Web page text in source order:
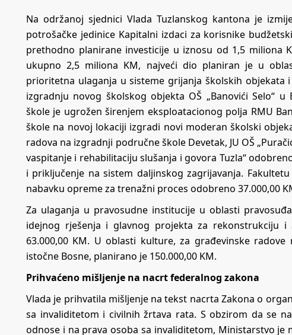
Na održanoj sjednici Vlada Tuzlanskog kantona je
potrošačke jedinice Kapitalni izdaci za korisnike
prethodno planirane investicije u iznosu od 1,5 miliona
ukupno 2,5 miliona KM, najveći dio planiran je u
prioritetna ulaganja u sisteme grijanja školskih objekata
izgradnju novog školskog objekta OŠ „Banovići Selo“
škole je ugrožen širenjem eksploatacionog polja RMU
škole na novoj lokaciji izgradi novi moderan školski
radova na izgradnji područne škole Devetak, JU OŠ
vaspitanje i rehabilitaciju slušanja i govora Tuzla“
i priključenje na sistem daljinskog zagrijavanja.
nabavku opreme za trenažni proces odobreno 37.000,00
Za ulaganja u pravosudne institucije u oblasti
idejnog rješenja i glavnog projekta za rekonstrukciju
63.000,00 KM. U oblasti kulture, za građevinske
istočne Bosne, planirano je 150.000,00 KM.
Prihvaćeno mišljenje na nacrt federalnog zakona
Vlada je prihvatila mišljenje na tekst nacrta Zakona o
sa invaliditetom i civilnih žrtava rata. S obzirom da se
odnose i na prava osoba sa invaliditetom, Ministarstvo